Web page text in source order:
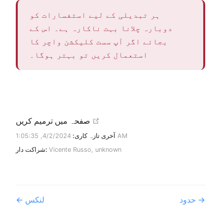
ہر تبدیلی کے لیے استفسارات کو
دوبارہ چلانا بہت ناکارہ ہے۔ اس کے
بجائے اگر آپ سست کلیکشن واچر کا
استعمال کریں تو بہتر ہوگا۔
آخری تازہ کاری: 4/2/2024, 1:05:35 AM
شراکت دار: Vicente Russo unknown
لنکس